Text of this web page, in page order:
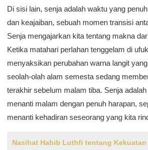
Di sisi lain, senja adalah waktu yang
dan keajaiban, sebuah momen transisi
Senja mengajarkan kita tentang makna
Ketika matahari perlahan tenggelam di
menyaksikan perubahan warna langit
seolah-olah alam semesta sedang
terakhir sebelum malam tiba. Senja
menanti malam dengan penuh harapan,
menanti kehadiran seseorang yang kita
Nasihat Habib Luthfi tentang Kekuatan